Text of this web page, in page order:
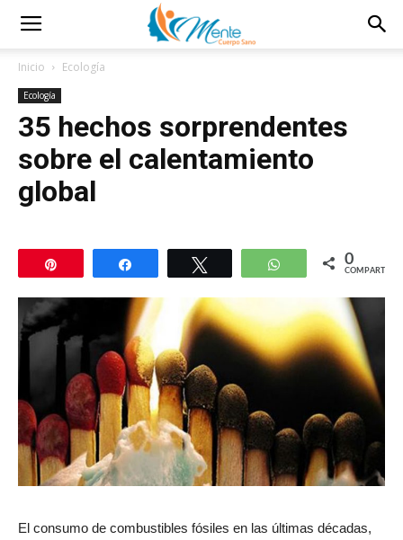
Inicio Ecología
Ecología
35 hechos sorprendentes
sobre el calentamiento
global
Compartir WhatsApp
0
COMPARTIR
El consumo de combustibles fósiles en las últimas décadas,